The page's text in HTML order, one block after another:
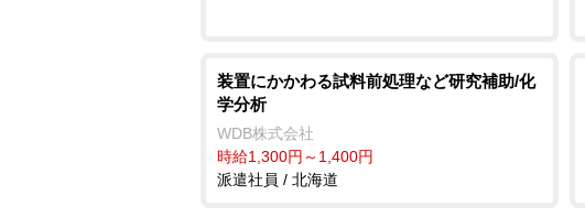
装置にかかわる試料前処理など研究補助/化
学分析
WDB株式会社
時給1,300円～1,400円
派遣社員 / 北海道